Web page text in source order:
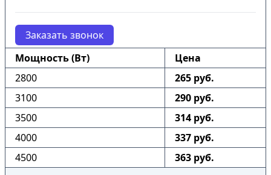
Заказать звонок
Мощность (Вт)
Цена
2800
265 руб.
3100
290 руб.
3500
314 руб.
4000
337 руб.
4500
363 руб.